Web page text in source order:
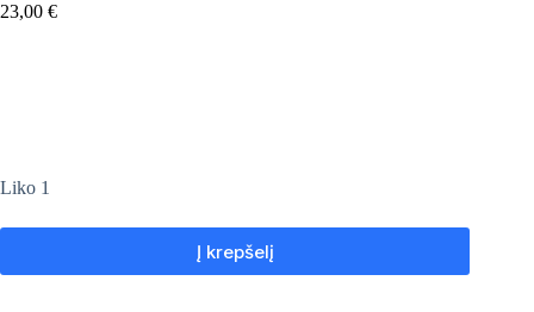
23,00 €
Liko 1
Į krepšelį